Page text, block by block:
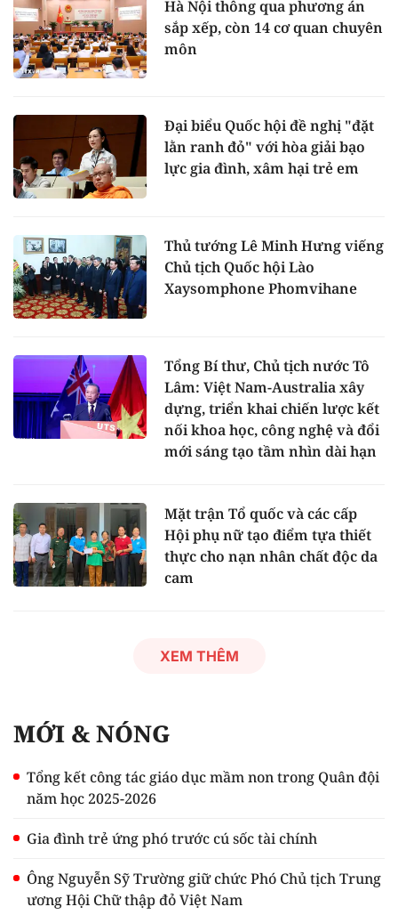
Hà Nội thông qua phương án
sắp xếp, còn 14 cơ quan chuyên
môn
Đại biểu Quốc hội đề nghị "đặt
lằn ranh đỏ" với hòa giải bạo
lực gia đình, xâm hại trẻ em
Thủ tướng Lê Minh Hưng viếng
Chủ tịch Quốc hội Lào
Xaysomphone Phomvihane
Tổng Bí thư, Chủ tịch nước Tô
Lâm: Việt Nam-Australia xây
dựng, triển khai chiến lược kết
nối khoa học, công nghệ và đổi
mới sáng tạo tầm nhìn dài hạn
Mặt trận Tổ quốc và các cấp
Hội phụ nữ tạo điểm tựa thiết
thực cho nạn nhân chất độc da
cam
XEM THÊM
MỚI & NÓNG
Tổng kết công tác giáo dục mầm non trong Quân đội
năm học 2025-2026
Gia đình trẻ ứng phó trước cú sốc tài chính
Ông Nguyễn Sỹ Trường giữ chức Phó Chủ tịch Trung
ương Hội Chữ thập đỏ Việt Nam